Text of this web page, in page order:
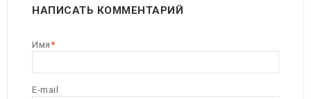
НАПИСАТЬ КОММЕНТАРИЙ
Имя
E-mail